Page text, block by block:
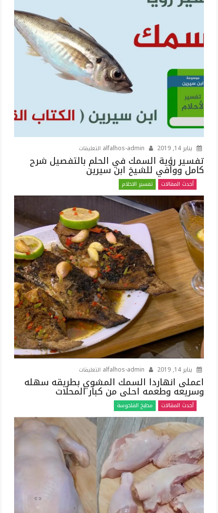
يناير 14, 2019 التعليقات
تفسير
بالتفصيل
شرح
كامل
ووافي
للشيخ
ابن
سيرين
مغلقة
تفسير رؤية السمك في الحلم بالتفصيل شرح
كامل ووافي للشيخ ابن سيرين
أحدث المقالات تفسير الاحلام
يناير 14, 2019 التعليقات
اعملى
انهاردا
بطريقه
سهله
وسريعه
وطعمه
احلى
من
كبار
المحلات
مغلقة
اعملى انهاردا السمك المشوي بطريقه سهله
وسريعه وطعمه احلى من كبار المحلات
أحدث المقالات مطبخ الفلحوسة